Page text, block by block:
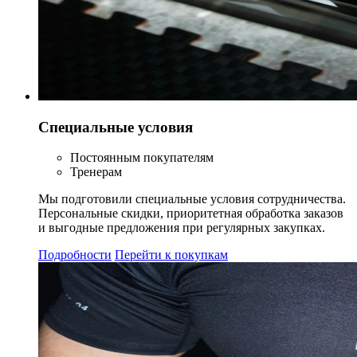
Специальные условия
Постоянным покупателям
Тренерам
Мы подготовили специальные условия сотрудничества.
Персональные скидки, приоритетная обработка заказов
и выгодные предложения при регулярных закупках.
Подробности Перейти к покупкам